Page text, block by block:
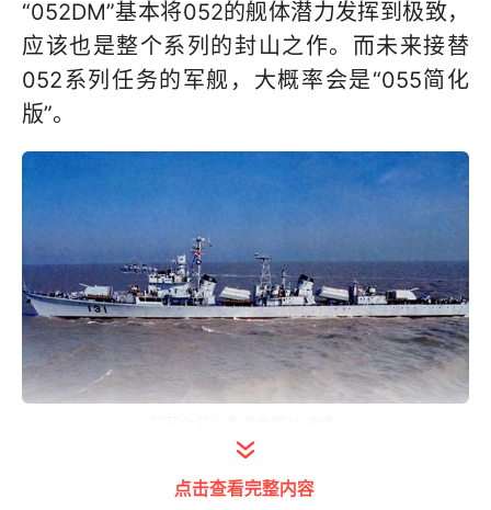
“052DM”基本将052的舰体潜力发挥到极致，
应该也是整个系列的封山之作。而未来接替
052系列任务的军舰，大概率会是“055简化
版”。
点击查看完整内容